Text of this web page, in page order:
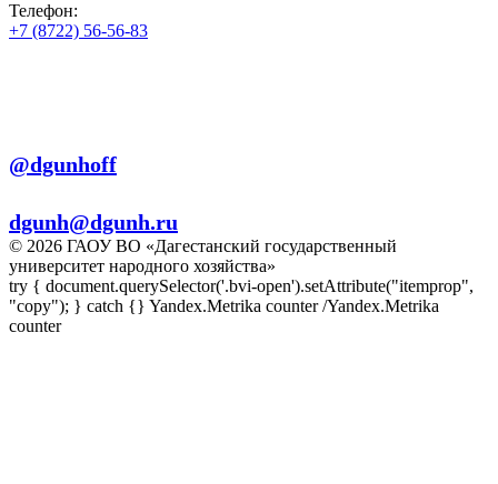
Телефон:
+7 (8722) 56-56-83
@dgunhoff
dgunh@dgunh.ru
© 2026 ГАОУ ВО «Дагестанский государственный
университет народного хозяйства»
try { document.querySelector('.bvi-open').setAttribute("itemprop",
"copy"); } catch {} Yandex.Metrika counter/Yandex.Metrika
counter